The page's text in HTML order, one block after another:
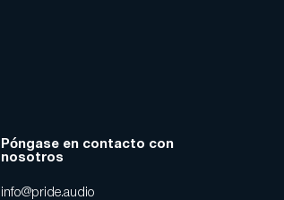
Póngase en contacto con
nosotros
info@pride.audio